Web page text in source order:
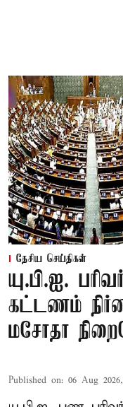
தேசிய செய்திகள்
யு.பி.ஐ.
கட்டணம்
மசோதா
Published on: 06 Aug